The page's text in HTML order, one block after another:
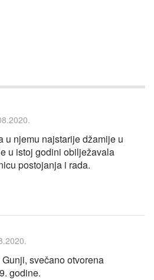
u njemu najstarije džamije u
u istoj godini obilježavala
postojanja i rada.
svečano otvorena
godine.